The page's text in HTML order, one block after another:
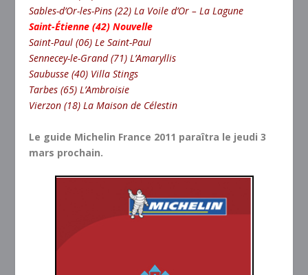
Sables-d’Or-les-Pins (22) La Voile d’Or – La Lagune
Saint-Étienne (42) Nouvelle
Saint-Paul (06) Le Saint-Paul
Sennecey-le-Grand (71) L’Amaryllis
Saubusse (40) Villa Stings
Tarbes (65) L’Ambroisie
Vierzon (18) La Maison de Célestin
Le guide Michelin France 2011 paraîtra le jeudi 3
mars prochain.